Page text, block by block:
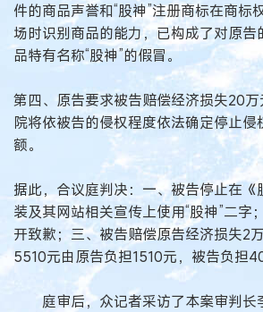
件的商品声誉和“股神”注册商标在商标
场时识别商品的能力，已构成了对原告
品特有名称“股神”的假冒。
第四、原告要求被告赔偿经济损失20
院将依被告的侵权程度依法确定停止
额。
据此，合议庭判决：一、被告停止在《
装及其网站相关宣传上使用“股神”二字
开致歉；三、被告赔偿原告经济损失2
5510元由原告负担1510元，被告负担
庭审后，众记者采访了本案审判长